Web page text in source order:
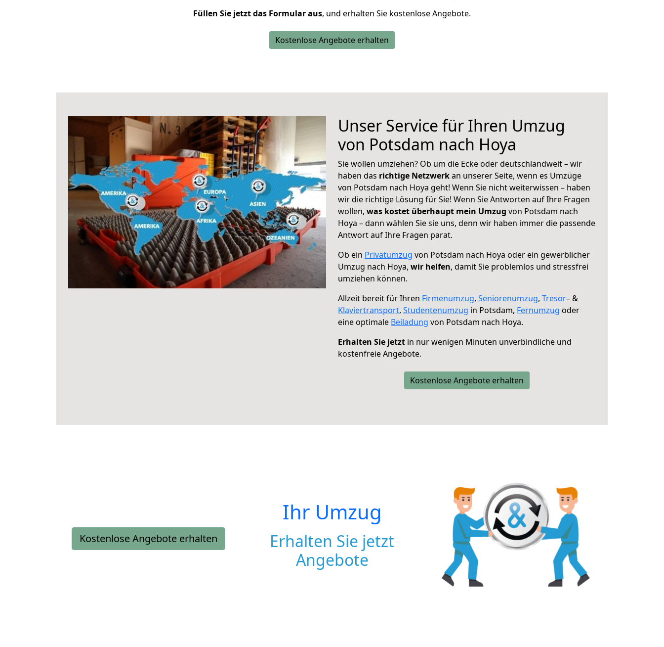
Füllen Sie jetzt das Formular aus, und erhalten Sie kostenlose Angebote.
Kostenlose Angebote erhalten
Unser Service für Ihren Umzug
von Potsdam nach Hoya
Sie wollen umziehen? Ob um die Ecke oder deutschlandweit – wir
haben das richtige Netzwerkan unserer Seite, wenn es Umzüge
von Potsdam nach Hoya geht! Wenn Sie nicht weiterwissen – haben
wir die richtige Lösung für Sie! Wenn Sie Antworten auf Ihre Fragen
wollen, was kostet überhaupt mein Umzug von Potsdam nach
Hoya – dann wählen Sie sie uns, denn wir haben immer die passende
Antwort auf Ihre Fragen parat.
Ob ein Privatumzug von Potsdam nach Hoya oder ein gewerblicher
Umzug nach Hoya, wir helfen, damit Sie problemlos und stressfrei
umziehen können.
Allzeit bereit für Ihren Firmenumzug, Seniorenumzug, Tresor– &
Klaviertransport, Studentenumzug in Potsdam, Fernumzug oder
eine optimale Beiladung von Potsdam nach Hoya.
Erhalten Sie jetzt in nur wenigen Minuten unverbindliche und
kostenfreie Angebote.
Kostenlose Angebote erhalten
Kostenlose Angebote erhalten
Ihr Umzug
Erhalten Sie jetzt
Angebote